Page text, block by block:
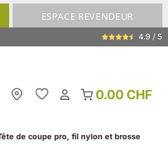
ESPACE REVENDEUR
4.9 / 5
0.00 CHF
de coupe pro, fil nylon et brosse